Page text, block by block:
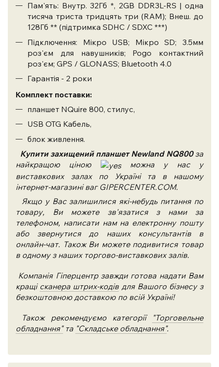
Пам'ять: Внутр. 32Гб *, 2GB DDR3L-RS | одна
тисяча триста тридцять три (RAM); Внеш. до
128Гб ** (підтримка SDHC / SDXC ***)
Підключення: Мікро USB; Мікро SD; 3.5мм
роз'єм для навушників; Pogo контактний
роз'єм; GPS / GLONASS; Bluetooth 4.0
Гарантія - 2 роки
Комплект поставки:
планшет NQuire 800, стилус,
USB OTG Кабель,
блок живлення.
Купитизахищений планшет Newland NQ800 за
найкращою ціною
можна у нас у
виставкових залах по Україні та в нашому
інтернет-магазині ваг GIPERCENTER.COM.
Якщо у Вас залишилися які-небудь питання по
товару, Ви можете зв'язатися з нами за
телефоном, написати нам на електронну пошту
або звернутися до наших консультантів в
онлайн-чат. Також Ви можете подивитися товар
в одному з наших торгово-виставкових залів.
Компанія Гіперцентр завжди готова надати Вам
кращі сканера штрих-кодівдля Вашого бізнесу з
безкоштовною доставкою по всій Україні!
Також рекомендуємо категорії "Торговельне
обладнання"та "Складське обладнання".